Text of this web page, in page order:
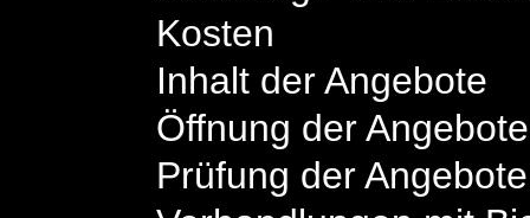
Kosten
Inhalt der Angebote
Öffnung der Angebote
Prüfung der Angebote